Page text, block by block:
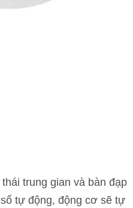
trung gian và bàn đạp
tự động, động cơ sẽ tự